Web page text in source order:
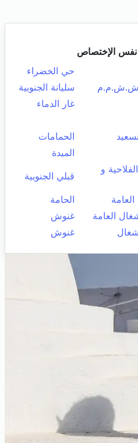
الإختصاص
حي الخضراء
- ش.ش.م.م
سليانة الجنوبية
غار الدماء
الحمامات
الميدة
و
قبلي الجنوبية
الحامة
العامة
غنوش
غنوش